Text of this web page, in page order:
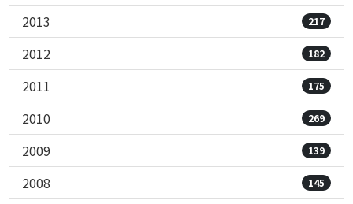
2013 217
2012 182
2011 175
2010 269
2009 139
2008 145